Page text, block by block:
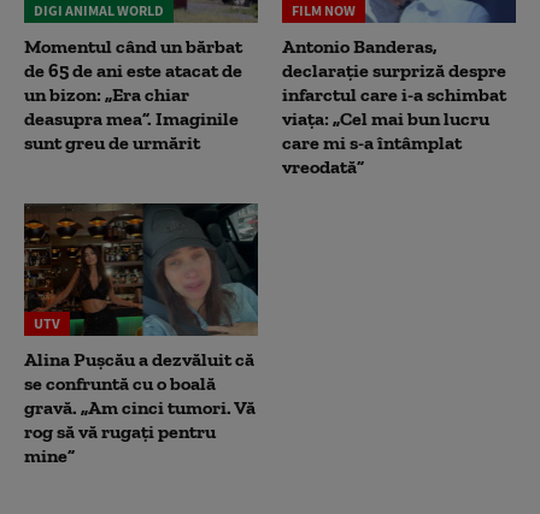
DIGI ANIMAL WORLD
Momentul când un bărbat
de 65 de ani este atacat de
un bizon: „Era chiar
deasupra mea”. Imaginile
sunt greu de urmărit
FILM NOW
Antonio Banderas,
declarație surpriză despre
infarctul care i-a schimbat
viața: „Cel mai bun lucru
care mi s-a întâmplat
vreodată”
UTV
Alina Pușcău a dezvăluit că
se confruntă cu o boală
gravă. „Am cinci tumori. Vă
rog să vă rugați pentru
mine”